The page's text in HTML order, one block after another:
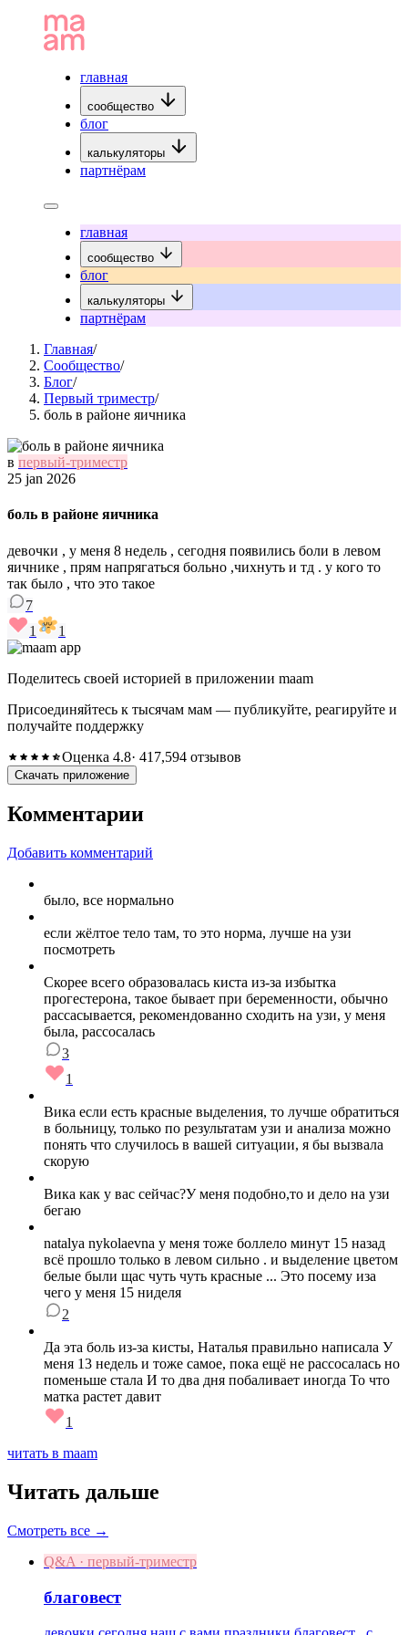
главная
сообщество
блог
калькуляторы
партнёрам
главная
сообщество
блог
калькуляторы
партнёрам
Главная/
Сообщество/
Блог/
Первый триместр/
боль в районе яичника
в первый-триместр
25 jan 2026
боль в районе яичника
девочки , у меня 8 недель , сегодня появились боли в левом
яичнике , прям напрягаться больно ,чихнуть и тд . у кого то
так было , что это такое
7
1
1
Поделитесь своей историей в приложении maam
Присоединяйтесь к тысячам мам — публикуйте, реагируйте и
получайте поддержку
Оценка 4.8· 417,594 отзывов
Скачать приложение
Комментарии
Добавить комментарий
было, все нормально
если жёлтое тело там, то это норма, лучше на узи
посмотреть
Скорее всего образовалась киста из-за избытка
прогестерона, такое бывает при беременности, обычно
рассасывается, рекомендованно сходить на узи, у меня
была, рассосалась
3
1
Вика если есть красные выделения, то лучше обратиться
в больницу, только по результатам узи и анализа можно
понять что случилось в вашей ситуации, я бы вызвала
скорую
Вика как у вас сейчас?У меня подобно,то и дело на узи
бегаю
natalya nykolaevna у меня тоже боллело минут 15 назад
всё прошло только в левом сильно . и выделение цветом
белые были щас чуть чуть красные ... Это посему иза
чего у меня 15 ниделя
2
Да эта боль из-за кисты, Наталья правильно написала У
меня 13 недель и тоже самое, пока ещё не рассосалась но
поменьше стала И то два дня побаливает иногда То что
матка растет давит
1
читать в maam
Читать дальше
Смотреть все →
Q&A · первый-триместр
благовест